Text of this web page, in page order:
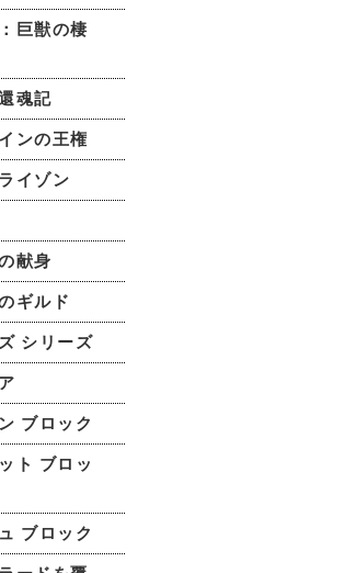
巨獣の棲
魂記
ンの王権
イゾン
献身
ギルド
シリーズ
ブロック
ト ブロッ
ブロック